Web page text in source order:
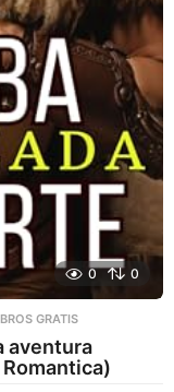
0 0
GRATIS
aventura